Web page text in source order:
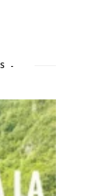
–